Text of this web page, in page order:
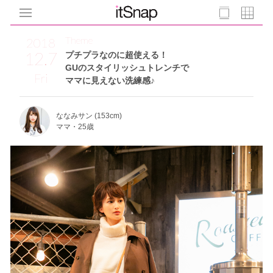
2018
12.7
Fri
プチプラなのに超使える！
GUのスタイリッシュトレンチで
ママに見えない洗練感♪
Theme
ななみサン (153cm)
ママ・25歳